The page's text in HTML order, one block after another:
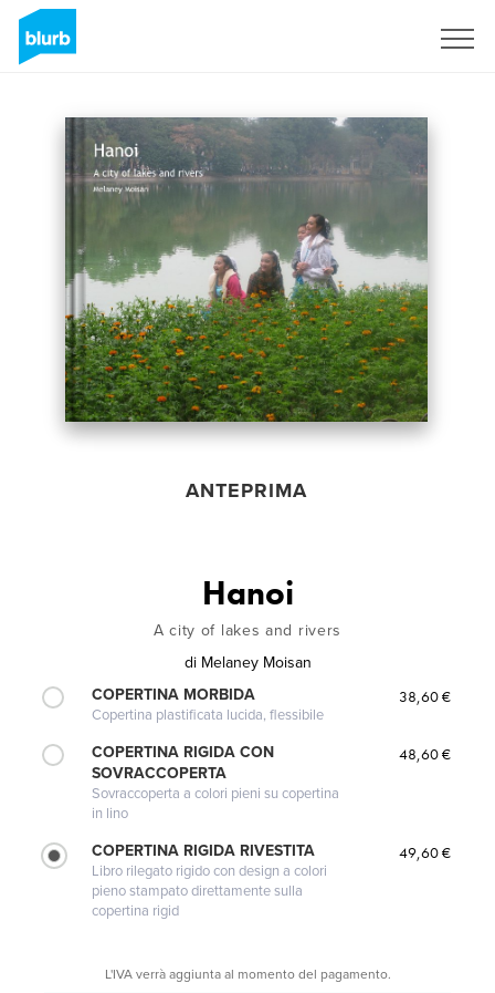
ANTEPRIMA
Hanoi
A city of lakes and rivers
di Melaney Moisan
COPERTINA MORBIDA
Copertina plastificata lucida, flessibile
38,60 €
COPERTINA RIGIDA CON
SOVRACCOPERTA
Sovraccoperta a colori pieni su copertina
in lino
48,60 €
COPERTINA RIGIDA RIVESTITA
Libro rilegato rigido con design a colori
pieno stampato direttamente sulla
copertina rigid
49,60 €
L'IVA verrà aggiunta al momento del pagamento.